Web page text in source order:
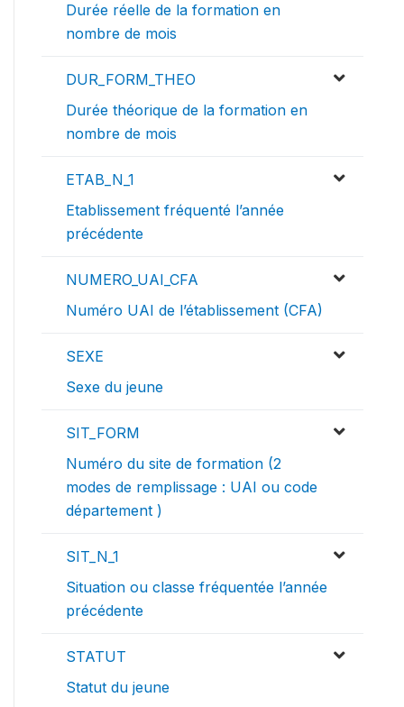
Durée réelle de la formation en
nombre de mois
DUR_FORM_THEO
Durée théorique de la formation en
nombre de mois
ETAB_N_1
Etablissement fréquenté l’année
précédente
NUMERO_UAI_CFA
Numéro UAI de l’établissement (CFA)
SEXE
Sexe du jeune
SIT_FORM
Numéro du site de formation (2
modes de remplissage : UAI ou code
département )
SIT_N_1
Situation ou classe fréquentée l’année
précédente
STATUT
Statut du jeune